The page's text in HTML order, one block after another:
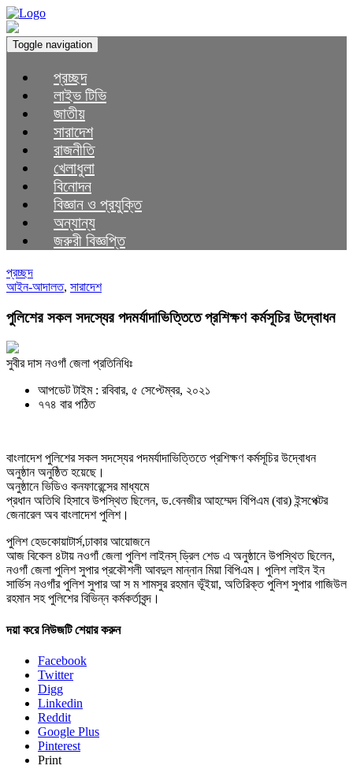
Toggle navigation
প্রচ্ছদ
লাইভ টিভি
জাতীয়
সারাদেশ
রাজনীতি
খেলাধুলা
বিনোদন
বিজ্ঞান ও প্রযুক্তি
অন্যান্য
জরুরী বিজ্ঞপ্তি
প্রচ্ছদ
আইন-আদালত, সারাদেশ
পুলিশের সকল সদস্যের পদমর্যাদাভিত্তিতে প্রশিক্ষণ কর্মসূচির উদ্বোধন
সুবীর দাস নওগাঁ জেলা প্রতিনিধিঃ
আপডেট টাইম : রবিবার, ৫ সেপ্টেম্বর, ২০২১
৭৭৪ বার পঠিত
বাংলাদেশ পুলিশের সকল সদস্যের পদমর্যাদাভিত্তিতে প্রশিক্ষণ কর্মসূচির উদ্বোধন
অনুষ্ঠান অনুষ্ঠিত হয়েছে।
অনুষ্ঠানে ভিডিও কনফারেন্সের মাধ্যমে
প্রধান অতিথি হিসাবে উপস্থিত ছিলেন, ড.বেনজীর আহম্মেদ বিপিএম (বার) ইন্সপেক্টর
জেনারেল অব বাংলাদেশ পুলিশ।
পুলিশ হেডকোয়াটার্স,ঢাকার আয়োজনে
আজ বিকেল ৪টায় নওগাঁ জেলা পুলিশ লাইনস্ ড্রিল শেড এ অনুষ্ঠানে উপস্থিত ছিলেন,
নওগাঁ জেলা পুলিশ সুপার প্রকৌশলী আবদুল মান্নান মিয়া বিপিএম। পুলিশ লাইন ইন
সার্ভিস নওগাঁর পুলিশ সুপার আ স ম শামসুর রহমান ভূঁইয়া, অতিরিক্ত পুলিশ সুপার গাজিউল
রহমান সহ পুলিশের বিভিন্ন কর্মকর্তাবৃন্দ।
দয়া করে নিউজটি শেয়ার করুন
Facebook
Twitter
Digg
Linkedin
Reddit
Google Plus
Pinterest
Print